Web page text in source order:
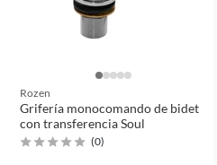
Rozen
Grifería monocomando de bidet
con transferencia Soul
(0)